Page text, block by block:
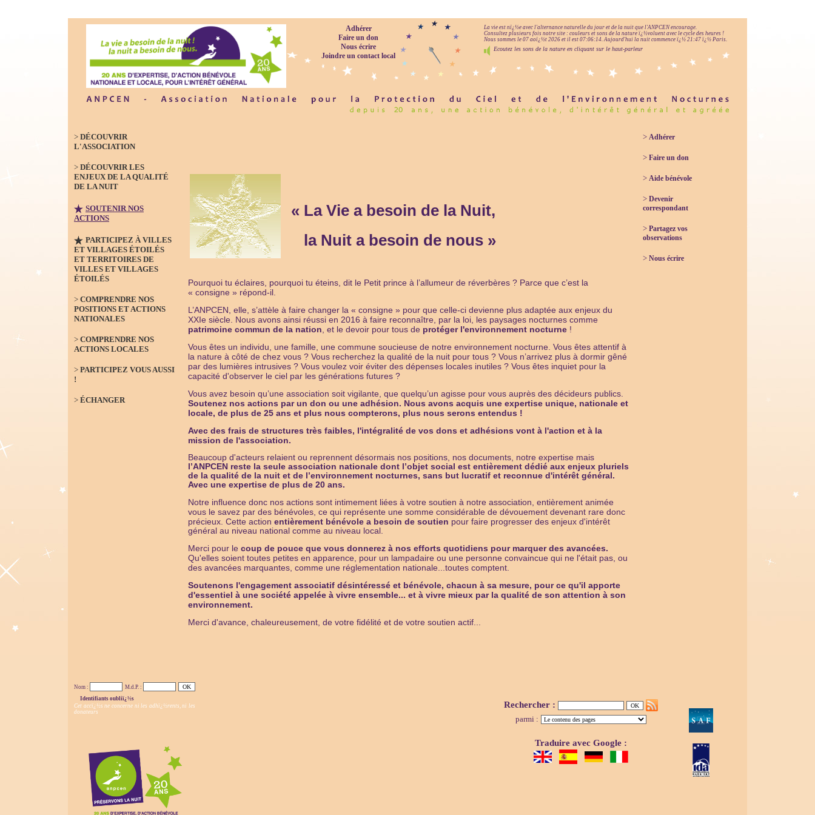
Adhérer
Faire un don
Nous écrire
Joindre un contact local
La vie est nï¿½e avec l'alternance naturelle du jour et de la nuit que l'ANPCEN encourage.
Consultez plusieurs fois notre site : couleurs et sons de la nature ï¿½voluent avec le cycle des heures !
Nous sommes le 07 aoï¿½t 2026 et il est 07:06:15.Aujourd'hui la nuit commence ï¿½ 21:47 ï¿½ Paris.
Ecoutez les sons de la nature en cliquant sur le haut-parleur
> DÉCOUVRIR
L'ASSOCIATION
> DÉCOUVRIR LES
ENJEUX DE LA QUALITÉ
DE LA NUIT
SOUTENIR NOS
ACTIONS
PARTICIPEZ À VILLES
ET VILLAGES ÉTOILÉS
ET TERRITOIRES DE
VILLES ET VILLAGES
ÉTOILÉS
> COMPRENDRE NOS
POSITIONS ET ACTIONS
NATIONALES
> COMPRENDRE NOS
ACTIONS LOCALES
> PARTICIPEZ VOUS AUSSI
!
> ÉCHANGER
« La Vie a besoin de la Nuit,
la Nuit a besoin de nous »
Pourquoi tu éclaires, pourquoi tu éteins, dit le Petit prince à l’allumeur de réverbères ? Parce que c’est la
« consigne » répond-il.
L’ANPCEN, elle, s’attèle à faire changer la « consigne » pour que celle-ci devienne plus adaptée aux enjeux du
XXIe siècle. Nous avons ainsi réussi en 2016 à faire reconnaître, par la loi, les paysages nocturnes comme
patrimoine commun de la nation , et le devoir pour tous de protéger l'environnement nocturne !
Vous êtes un individu, une famille, une commune soucieuse de notre environnement nocturne. Vous êtes attentif à
la nature à côté de chez vous ? Vous recherchez la qualité de la nuit pour tous ? Vous n’arrivez plus à dormir gêné
par des lumières intrusives ? Vous voulez voir éviter des dépenses locales inutiles ? Vous êtes inquiet pour la
capacité d'observer le ciel par les générations futures ?
Vous avez besoin qu’une association soit vigilante, que quelqu’un agisse pour vous auprès des décideurs publics.
Soutenez nos actions par un don ou une adhésion. Nous avons acquis une expertise unique, nationale et
locale, de plus de 25 ans et plus nous compterons, plus nous serons entendus !
Avec des frais de structures très faibles, l'intégralité de vos dons et adhésions vont à l'action et à la
mission de l'association.
Beaucoup d'acteurs relaient ou reprennent désormais nos positions, nos documents, notre expertise mais
l’ANPCEN reste la seule association nationale dont l’objet social est entièrement dédié aux enjeux pluriels
de la qualité de la nuit et de l’environnement nocturnes, sans but lucratif et reconnue d'intérêt général.
Avec une expertise de plus de 20 ans.
Notre influence donc nos actions sont intimement liées à votre soutien à notre association, entièrement animée
vous le savez par des bénévoles, ce qui représente une somme considérable de dévouement devenant rare donc
précieux. Cette action entièrement bénévole a besoin de soutien pour faire progresser des enjeux d'intérêt
général au niveau national comme au niveau local.
Merci pour le coup de pouce que vous donnerez à nos efforts quotidiens pour marquer des avancées.
Qu'elles soient toutes petites en apparence, pour un lampadaire ou une personne convaincue qui ne l'était pas, ou
des avancées marquantes, comme une réglementation nationale...toutes comptent.
Soutenons l'engagement associatif désintéressé et bénévole, chacun à sa mesure, pour ce qu'il apporte
d'essentiel à une société appelée à vivre ensemble... et à vivre mieux par la qualité de son attention à son
environnement.
Merci d'avance, chaleureusement, de votre fidélité et de votre soutien actif...
> Adhérer
> Faire un don
> Aide bénévole
> Devenir
correspondant
> Partagez vos
observations
> Nous écrire
Nom :
M.d.P. :
Identifiants oubliï¿½s
Cet accï¿½s ne concerne ni les adhï¿½rents, ni les
donateurs
Rechercher :
parmi :
Traduire avec Google :